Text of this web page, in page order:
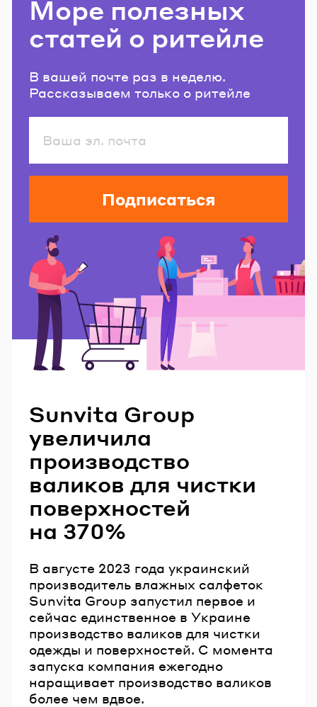
Море полезных
статей о ритейле
В вашей почте раз в неделю.
Рассказываем только о ритейле
Подписаться
Sunvita Group
увеличила
производство
валиков для чистки
поверхностей
на 370%
В августе 2023 года украинский
производитель влажных салфеток
Sunvita Group запустил первое и
сейчас единственное в Украине
производство валиков для чистки
одежды и поверхностей. С момента
запуска компания ежегодно
наращивает производство валиков
более чем вдвое.